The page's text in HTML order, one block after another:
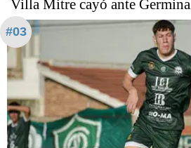
Villa Mitre cayó ante
#03